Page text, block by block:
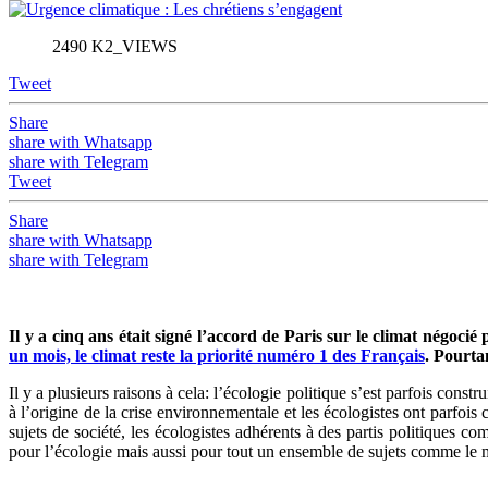
2490 K2_VIEWS
Tweet
Share
share with Whatsapp
share with Telegram
Tweet
Share
share with Whatsapp
share with Telegram
Il y a cinq ans était signé l’accord de Paris sur le climat
un mois, le climat reste la priorité numéro 1 des Français.
Il y a plusieurs raisons à cela: l’écologie politique s’est parfois
à l’origine de la crise environnementale et les écologistes ont
sujets de société, les écologistes adhérents à des partis politiques
pour l’écologie mais aussi pour tout un ensemble de sujets comme